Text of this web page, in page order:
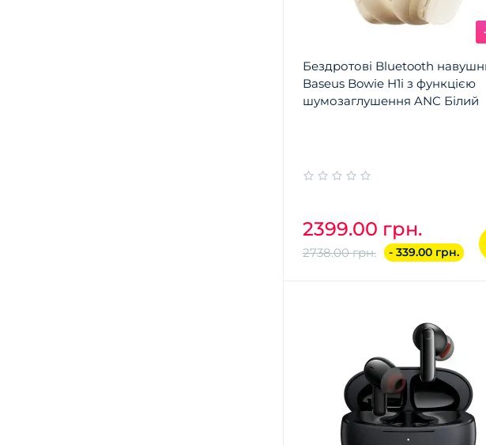
Бездротові Bluetooth
Baseus Bowie H1i з функцією
шумозаглушення ANC Білий
2399.00 грн.
2738.00 грн. - 339.00 грн.